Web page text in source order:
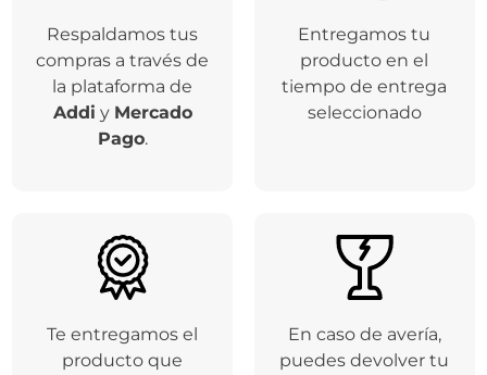
Respaldamos tus
compras a través de
la plataforma de
Addi y Mercado
Pago.
Entregamos tu
producto en el
tiempo de entrega
seleccionado
Te entregamos el
producto que
En caso de avería,
puedes devolver tu